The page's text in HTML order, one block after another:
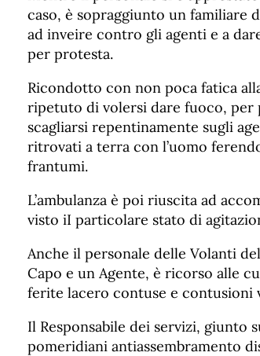
caso, è sopraggiunto un familiare
ad inveire contro gli agenti e a
per protesta.
Ricondotto con non poca fatica
ripetuto di volersi dare fuoco,
scagliarsi repentinamente sugli
ritrovati a terra con l’uomo
frantumi.
L’ambulanza è poi riuscita ad
visto iI particolare stato di
Anche il personale delle Volanti
Capo e un Agente, è ricorso alle
ferite lacero contuse e contusioni
Il Responsabile dei servizi,
pomeridiani antiassembramento